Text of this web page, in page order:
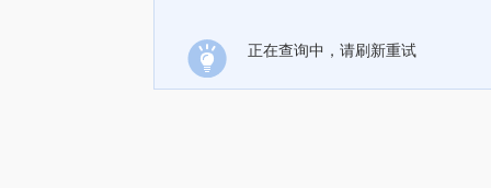
正在查询中，请刷新重试